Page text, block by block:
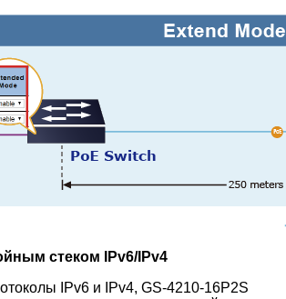
стеком IPv6/IPv4
IPv6 и IPv4, GS-4210-16P2S